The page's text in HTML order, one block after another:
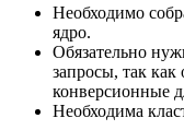
Необходимо
ядро.
Обязательно
запросы, так
конверсионные
Необходима